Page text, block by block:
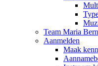
Team Maria
Aanmelden
Maak